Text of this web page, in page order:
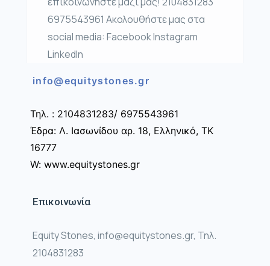
6975543961 Ακολουθήστε μας στα
social media: Facebook Instagram
LinkedIn
info@equitystones.gr
Τηλ. : 2104831283/ 6975543961
Έδρα: Λ. Ιασωνίδου αρ. 18, Ελληνικό, ΤΚ
16777
W: www.equitystones.gr
Επικοινωνία
Equity Stones, info@equitystones.gr, Τηλ.
2104831283